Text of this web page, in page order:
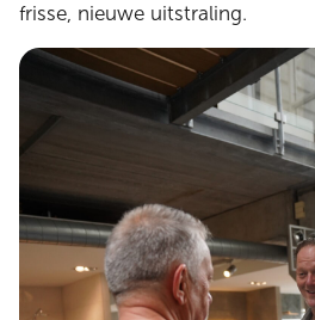
frisse, nieuwe uitstraling.